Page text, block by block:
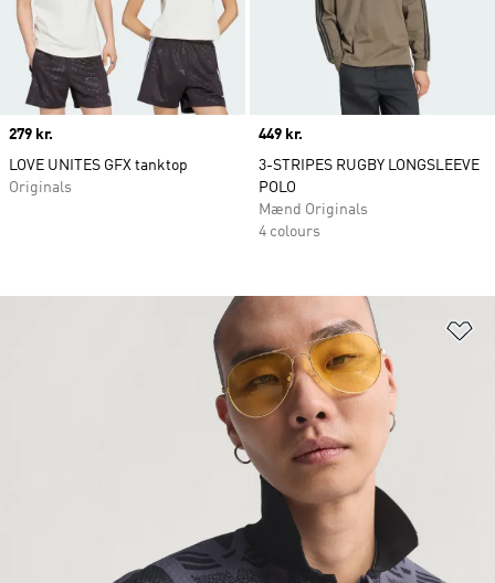
Price
279 kr.
LOVE UNITES GFX tanktop
Originals
Price
449 kr.
3-STRIPES RUGBY LONGSLEEVE
POLO
Mænd Originals
4 colours